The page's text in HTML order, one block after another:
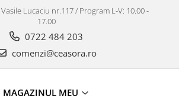
Lucaciu nr.117 / Program L-V: 10.00 -
17.00
0722 484 203
comenzi@ceasora.ro
MAGAZINUL MEU